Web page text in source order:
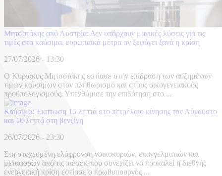
Μητσοτάκης από Αυστρία: Δεν υπάρχουν μαγικές λύσεις για τις
τιμές στα καύσιμα, ευρωπαϊκά μέτρα αν ξεφύγει ξανά η κρίση
27/07/2026 - 13:30
Ο Κυριάκος Μητσοτάκης εστίασε στην επίδραση των αυξημένων
τιμών καυσίμων στον πληθωρισμό και στους οικογενειακούς
προϋπολογισμούς. Υπενθύμισε την επιδότηση στο ...
Καύσιμα: Έκπτωση 15 λεπτά στο πετρέλαιο κίνησης τον Αύγουστο
και 10 λεπτά στη βενζίνη
26/07/2026 - 23:30
Στη στοχευμένη ελάφρυνση νοικοκυριών, επαγγελματιών και
μεταφορών από τις πιέσεις που συνεχίζει να προκαλεί η διεθνής
ενεργειακή κρίση εστίασε ο πρωθυπουργός ...